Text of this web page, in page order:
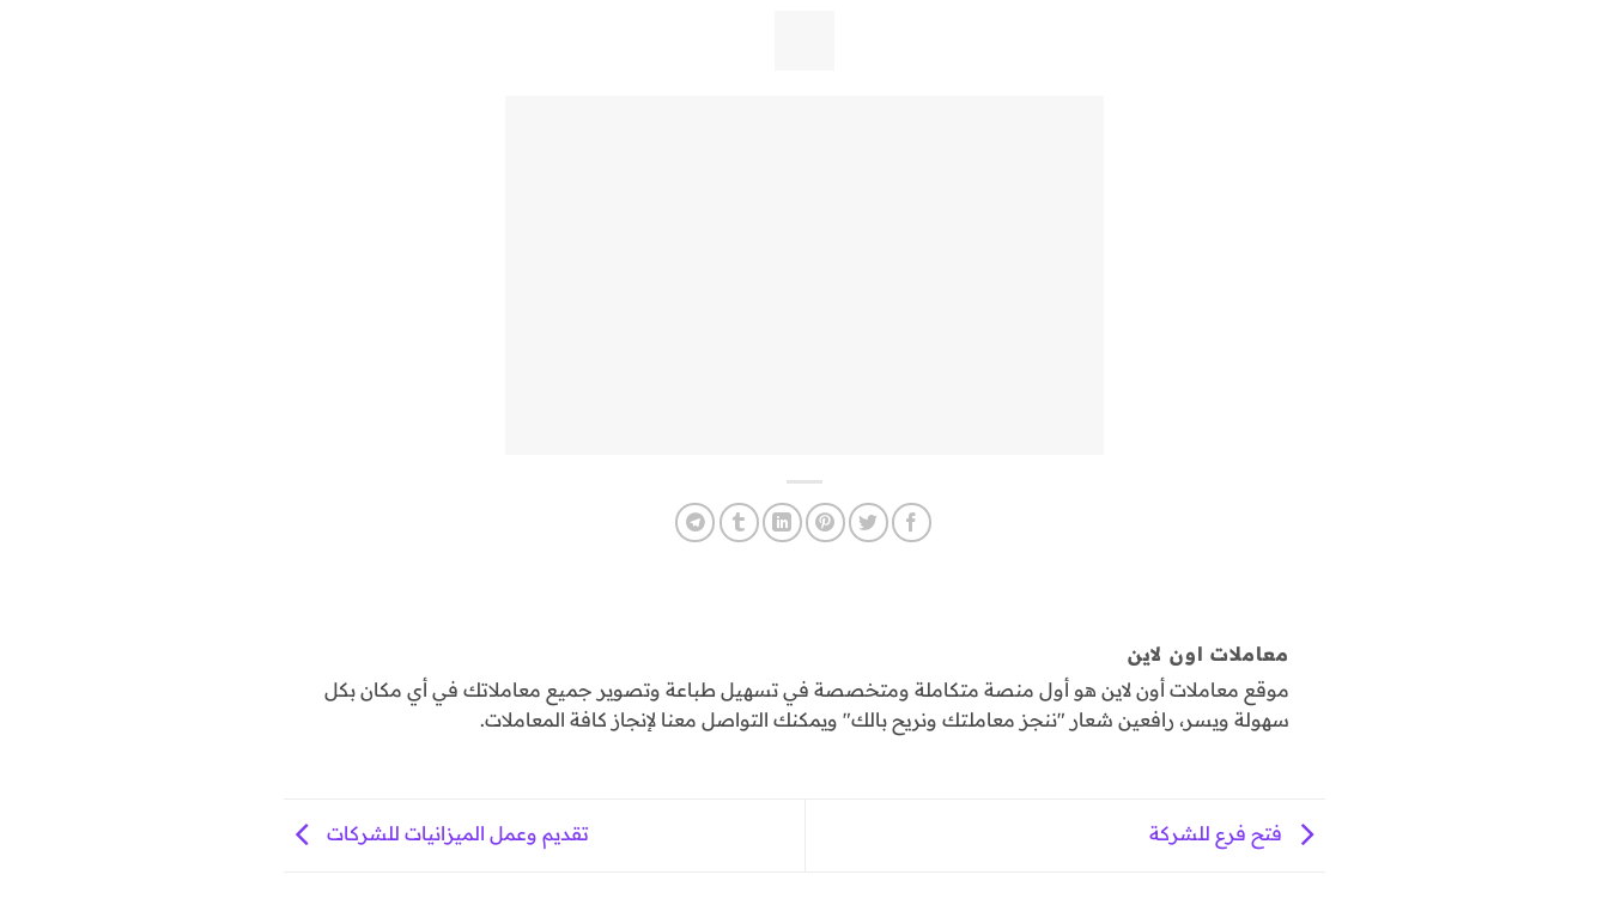
معاملات اون لاين
موقع معاملات أون لاين هو أول منصة متكاملة ومتخصصة في تسهيل طباعة وتصوير جميع معاملاتك في أي مكان بكل
سهولة ويسر، رافعين شعار "ننجز معاملتك ونريح بالك" ويمكنك التواصل معنا لإنجاز كافة المعاملات.
فتح فرع للشركة تقديم وعمل الميزانيات للشركات